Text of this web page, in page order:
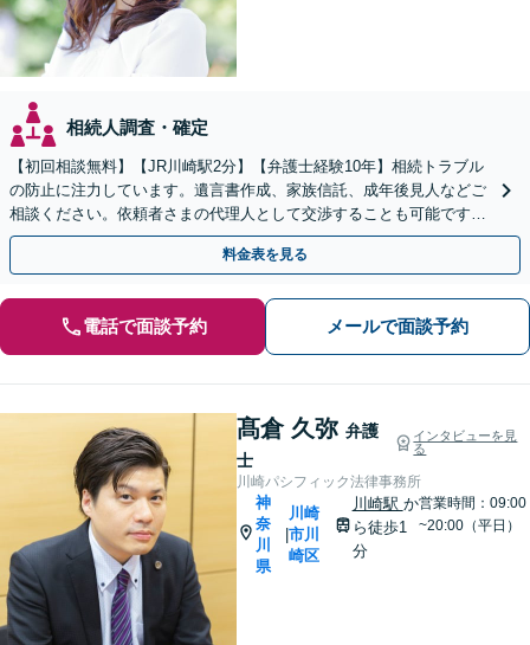
相続人調査・確定
【初回相談無料】【JR川崎駅2分】【弁護士経験10年】相続トラブル
の防止に注力しています。遺言書作成、家族信託、成年後見人などご
相談ください。依頼者さまの代理人として交渉することも可能です
【土日祝対応可】
料金表を見る
電話で面談予約 メールで面談予約
髙倉 久弥 弁護
士
インタビューを見
る
川崎パシフィック法律事務所
神
奈
川
県
|
川崎
市川
崎区
川崎駅 か
ら徒歩1
分
営業時間：09:00
~20:00（平日）